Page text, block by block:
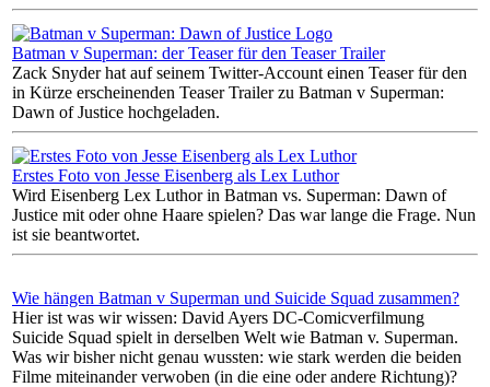
Batman v Superman: der Teaser für den Teaser Trailer
Zack Snyder hat auf seinem Twitter-Account einen Teaser für den
in Kürze erscheinenden Teaser Trailer zu Batman v Superman:
Dawn of Justice hochgeladen.
Erstes Foto von Jesse Eisenberg als Lex Luthor
Wird Eisenberg Lex Luthor in Batman vs. Superman: Dawn of
Justice mit oder ohne Haare spielen? Das war lange die Frage. Nun
ist sie beantwortet.
Wie hängen Batman v Superman und Suicide Squad zusammen?
Hier ist was wir wissen: David Ayers DC-Comicverfilmung
Suicide Squad spielt in derselben Welt wie Batman v. Superman.
Was wir bisher nicht genau wussten: wie stark werden die beiden
Filme miteinander verwoben (in die eine oder andere Richtung)?